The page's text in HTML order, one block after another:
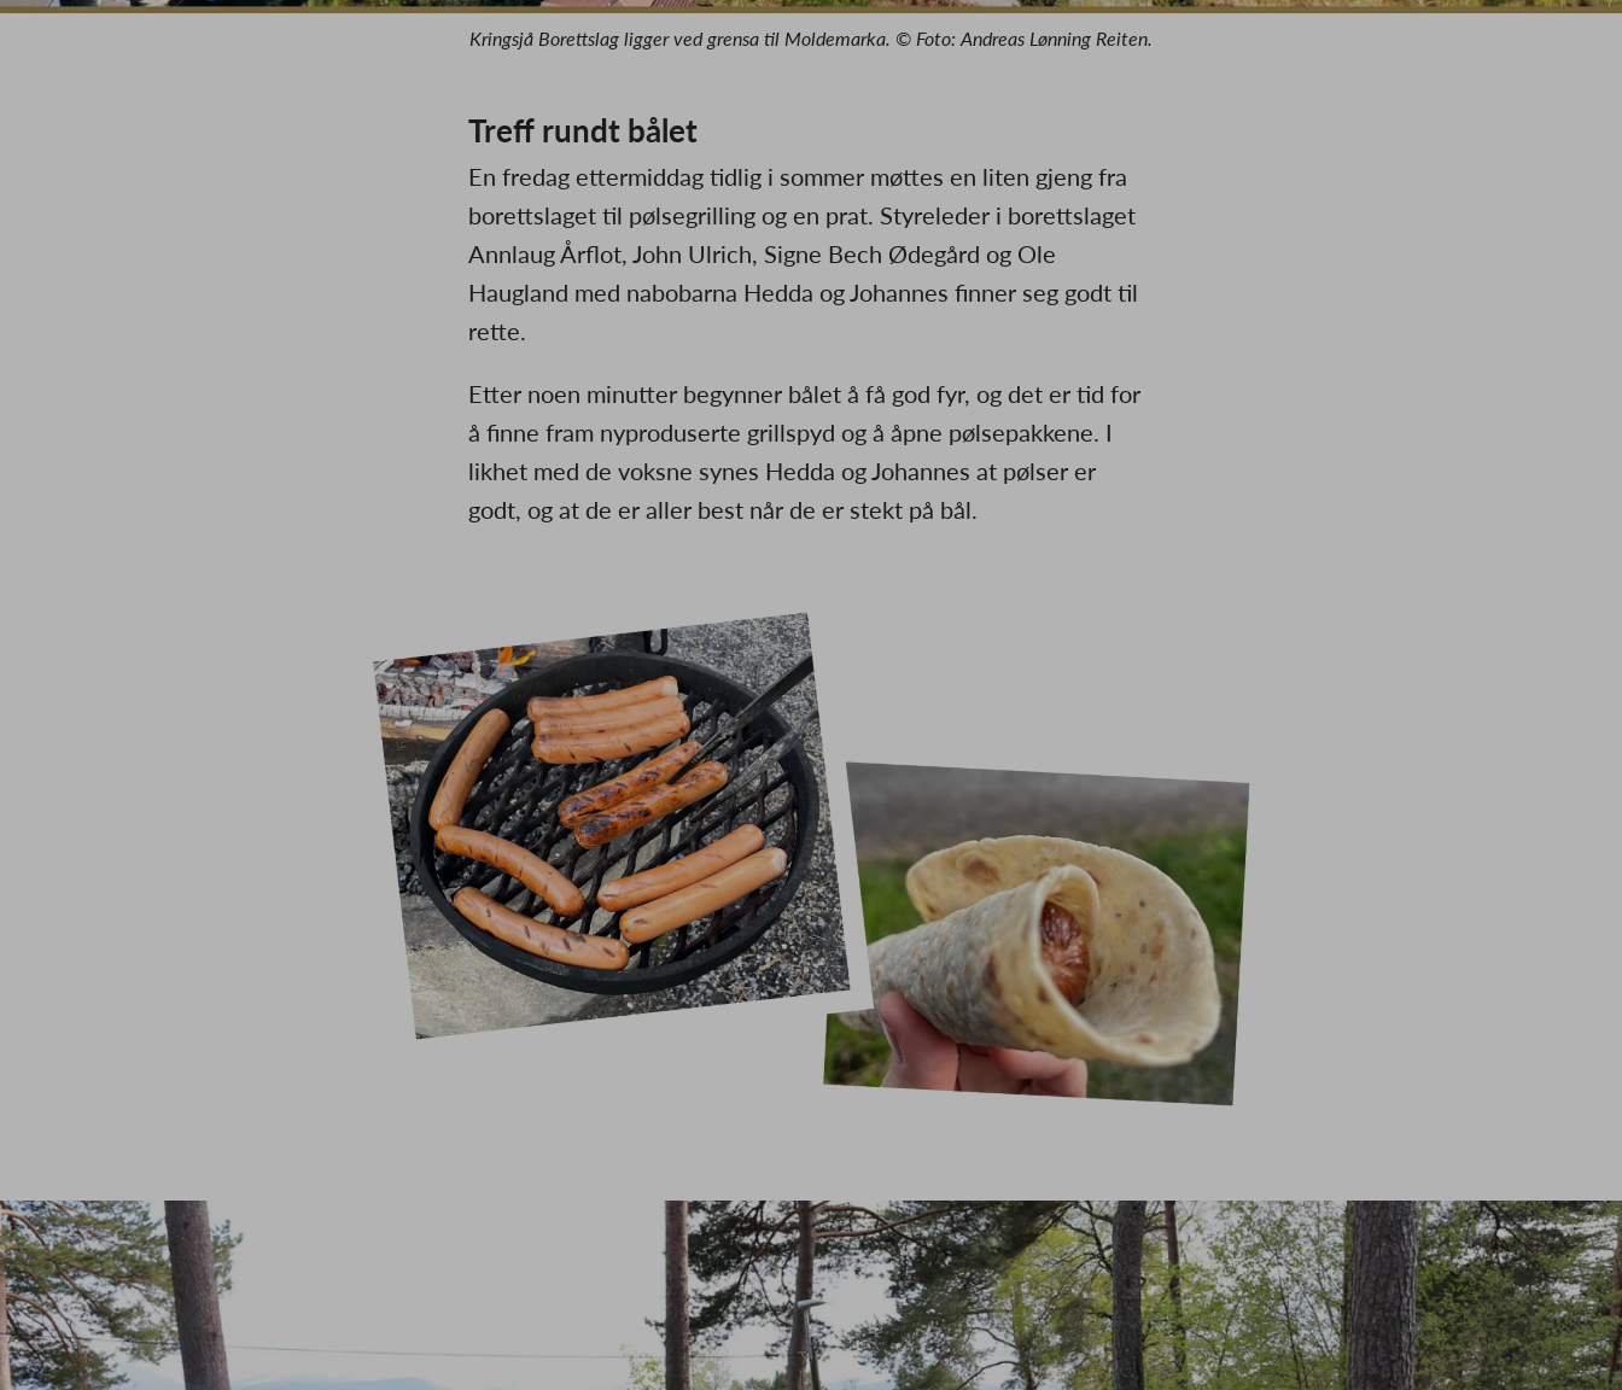
Kringsjå Borettslag ligger ved grensa til Moldemarka. © Foto: Andreas Lønning Reiten.
Treff rundt bålet
En fredag ettermiddag tidlig i sommer møttes en liten gjeng fra
borettslaget til pølsegrilling og en prat. Styreleder i borettslaget
Annlaug Årflot, John Ulrich, Signe Bech Ødegård og Ole
Haugland med nabobarna Hedda og Johannes finner seg godt til
rette.
Etter noen minutter begynner bålet å få god fyr, og det er tid for
å finne fram nyproduserte grillspyd og å åpne pølsepakkene. I
likhet med de voksne synes Hedda og Johannes at pølser er
godt, og at de er aller best når de er stekt på bål.